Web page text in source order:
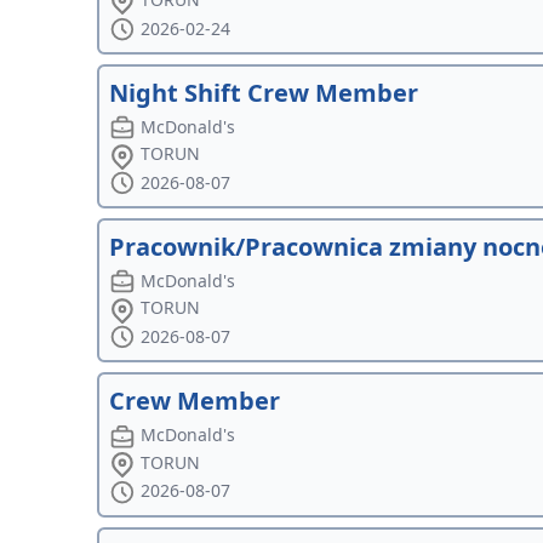
2026-02-24
Night Shift Crew Member
McDonald's
TORUN
2026-08-07
Pracownik/Pracownica zmiany
McDonald's
TORUN
2026-08-07
Crew Member
McDonald's
TORUN
2026-08-07